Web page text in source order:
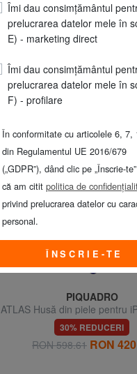
PIQUADRO
ATLAS Husă din piele pentru
bărbați
30% REDUCERI
RON 598.61 RON
Îmi dau consimțământul
prelucrarea datelor mele în
E) - marketing direct
Îmi dau consimțământul
prelucrarea datelor mele în
F) - profilare
În conformitate cu articolele 6, 7,
din Regulamentul UE 2016/679
(„GDPR”), dând clic pe „Înscrie-
că am citit politica de
privind prelucrarea datelor cu
personal.
ÎNSCRIE-TE